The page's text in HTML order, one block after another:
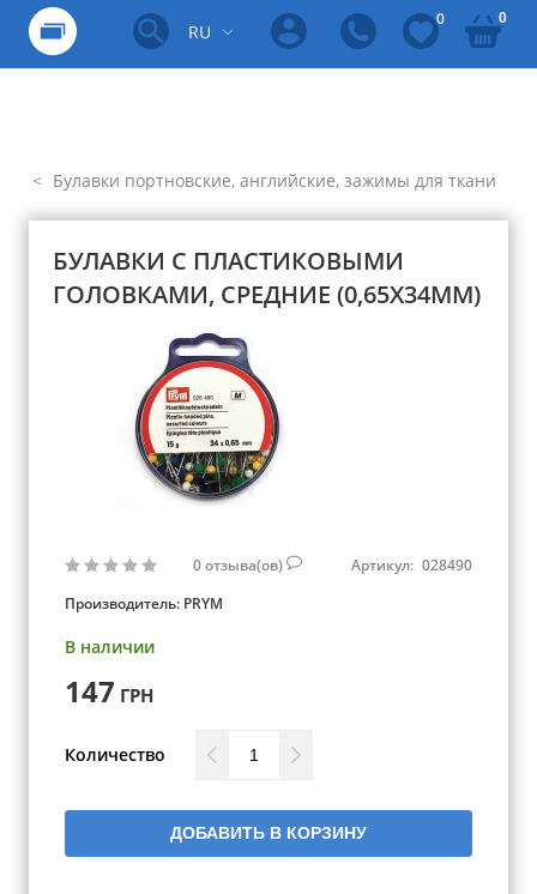
RU
0 0
Булавки портновские, английские, зажимы для ткани
БУЛАВКИ С ПЛАСТИКОВЫМИ
ГОЛОВКАМИ, СРЕДНИЕ (0,65Х34ММ)
0отзыва(ов) Артикул: 028490
Производитель: PRYM
В наличии
147 ГРН
Количество
ДОБАВИТЬ В КОРЗИНУ